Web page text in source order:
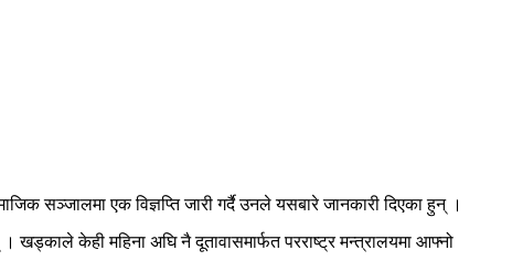
सञ्जालमा एक विज्ञप्ति जारी गर्दै उनले यसबारे जानकारी दिएका हुन् ।
केही महिना अघि नै दूतावासमार्फत परराष्ट्र मन्त्रालयमा आफ्नो